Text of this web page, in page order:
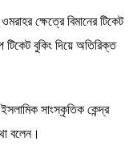
ক্ষেত্রে বিমানের টিকেট
টিকেট বুকিং দিয়ে অতিরিক্ত
সাংস্কৃতিক কেন্দ্র
বলেন।